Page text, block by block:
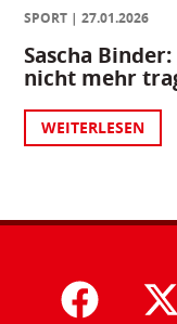
SPORT
27.01.2026
Sascha
nicht mehr
WEITERLESEN